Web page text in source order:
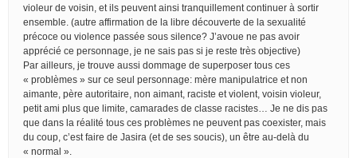
violeur de voisin, et ils peuvent ainsi tranquillement continuer à sortir
ensemble. (autre affirmation de la libre découverte de la sexualité
précoce ou violence passée sous silence? J’avoue ne pas avoir
apprécié ce personnage, je ne sais pas si je reste très objective)
Par ailleurs, je trouve aussi dommage de superposer tous ces
« problèmes » sur ce seul personnage: mère manipulatrice et non
aimante, père autoritaire, non aimant, raciste et violent, voisin violeur,
petit ami plus que limite, camarades de classe racistes… Je ne dis pas
que dans la réalité tous ces problèmes ne peuvent pas coexister, mais
du coup, c’est faire de Jasira (et de ses soucis), un être au-delà du
« normal ».